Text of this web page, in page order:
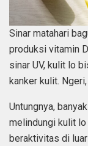
Sinar matahari
produksi vitamin
sinar UV, kulit lo
kanker kulit.
Untungnya,
melindungi kulit lo
beraktivitas di